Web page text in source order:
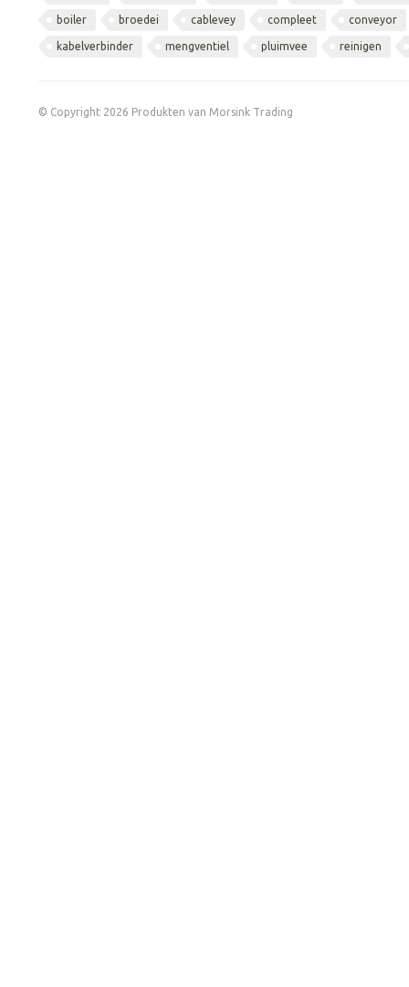
boiler broedei cablevey compleet conveyor
kabelverbinder mengventiel pluimvee reinigen
© Copyright 2026 Produkten van Morsink Trading